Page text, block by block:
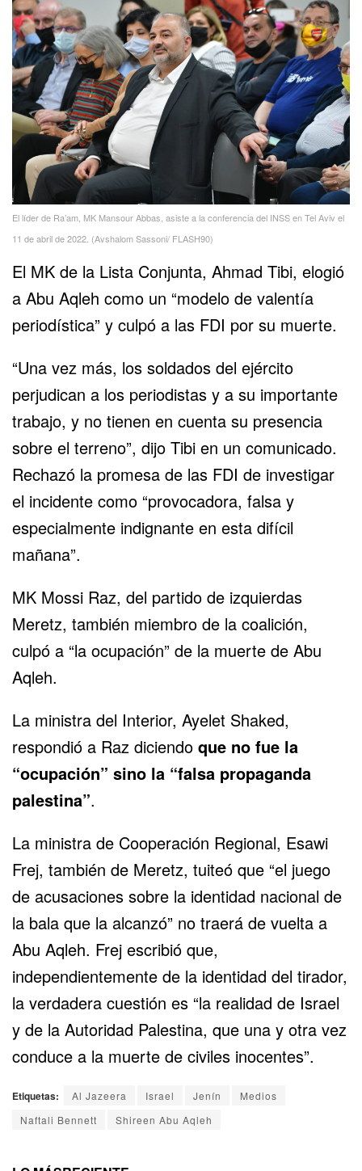
El líder de Ra’am, MK Mansour Abbas, asiste a la conferencia del INSS en Tel Aviv el
11 de abril de 2022. (Avshalom Sassoni/ FLASH90)
El MK de la Lista Conjunta, Ahmad Tibi, elogió
a Abu Aqleh como un “modelo de valentía
periodística” y culpó a las FDI por su muerte.
“Una vez más, los soldados del ejército
perjudican a los periodistas y a su importante
trabajo, y no tienen en cuenta su presencia
sobre el terreno”, dijo Tibi en un comunicado.
Rechazó la promesa de las FDI de investigar
el incidente como “provocadora, falsa y
especialmente indignante en esta difícil
mañana”.
MK Mossi Raz, del partido de izquierdas
Meretz, también miembro de la coalición,
culpó a “la ocupación” de la muerte de Abu
Aqleh.
La ministra del Interior, Ayelet Shaked,
respondió a Raz diciendo que no fue la
“ocupación” sino la “falsa propaganda
palestina”.
La ministra de Cooperación Regional, Esawi
Frej, también de Meretz, tuiteó que “el juego
de acusaciones sobre la identidad nacional de
la bala que la alcanzó” no traerá de vuelta a
Abu Aqleh. Frej escribió que,
independientemente de la identidad del tirador,
la verdadera cuestión es “la realidad de Israel
y de la Autoridad Palestina, que una y otra vez
conduce a la muerte de civiles inocentes”.
Etiquetas: Al Jazeera Israel Jenín
Medios
Naftali Bennett
Shireen Abu Aqleh